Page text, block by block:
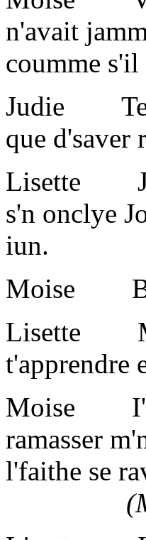
n'avait
coumme
Judie Te
que d'saver
Lisette
s'n onclye
iun.
Moise
Lisette
t'apprendre
Moise I' ne
ramasser
l'faithe se
(Moise